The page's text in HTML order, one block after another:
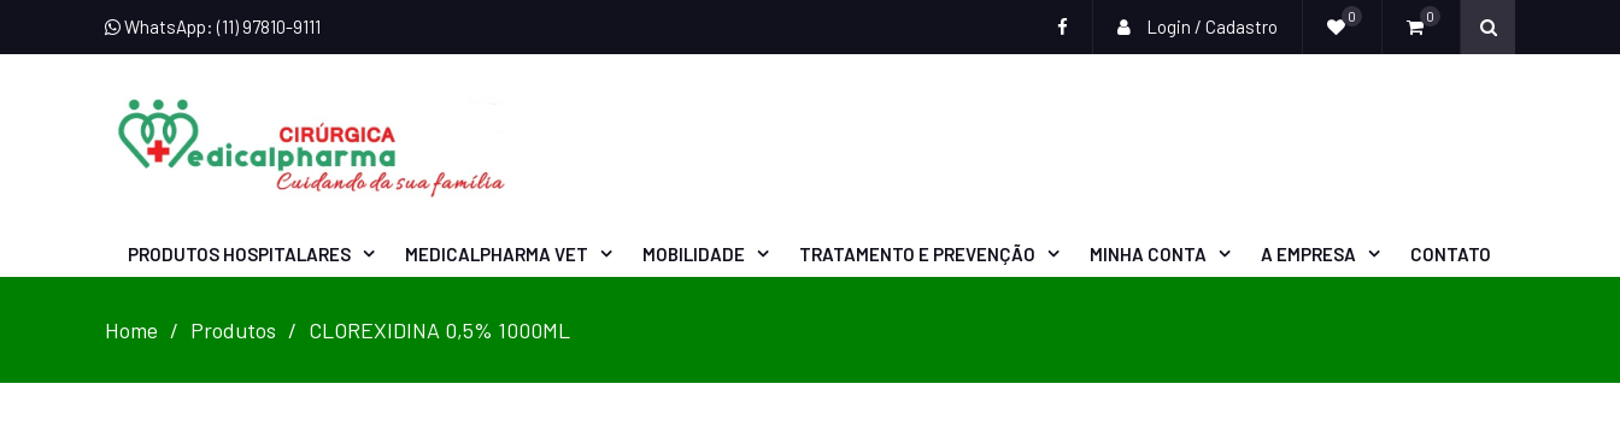
WhatsApp: (11) 97810-9111 Login / Cadastro 0 0
PRODUTOS HOSPITALARES MEDICALPHARMA VET MOBILIDADE TRATAMENTO E PREVENÇÃO MINHA CONTA A EMPRESA CONTATO
Home Produtos CLOREXIDINA 0,5% 1000ML